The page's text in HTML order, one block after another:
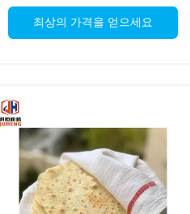
최상의 가격을 얻으세요